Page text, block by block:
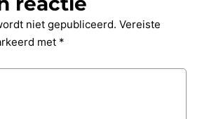
niet gepubliceerd. Vereiste
met *